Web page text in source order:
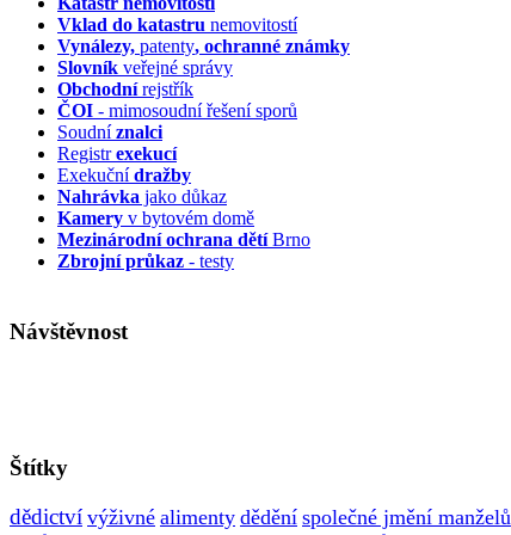
Vklad do katastru nemovitostí
Vynálezy, patenty, ochranné známky
Slovník veřejné správy
Obchodnírejstřík
ČOI - mimosoudní řešení sporů
Soudníznalci
Registrexekucí
Exekučnídražby
Nahrávka jako důkaz
Kamery v bytovém domě
Mezinárodní ochrana dětíBrno
Zbrojní průkaz - testy
Návštěvnost
Štítky
dědictví výživné alimenty dědění společné jmění manželů